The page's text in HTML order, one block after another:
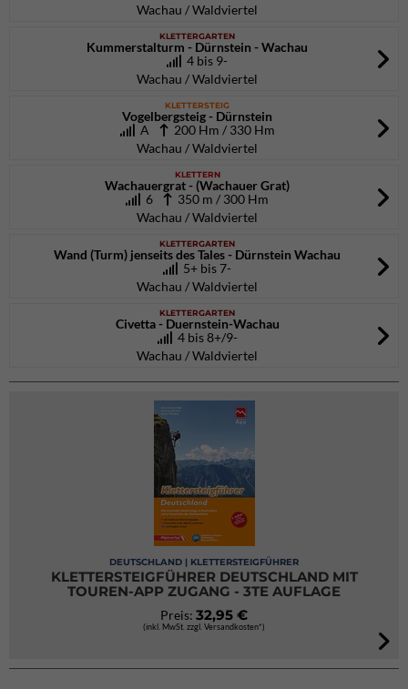
Wachau / Waldviertel
KLETTERGARTEN
Kummerstalturm - Dürnstein - Wachau
4 bis 9-
Wachau / Waldviertel
KLETTERSTEIG
Vogelbergsteig - Dürnstein
A 200 Hm / 330 Hm
Wachau / Waldviertel
KLETTERN
Wachauergrat - (Wachauer Grat)
6
350 m / 300 Hm
Wachau / Waldviertel
KLETTERGARTEN
Wand (Turm) jenseits des Tales - Dürnstein Wachau
5+ bis 7-
Wachau / Waldviertel
KLETTERGARTEN
Civetta - Duernstein-Wachau
4 bis 8+/9-
Wachau / Waldviertel
DEUTSCHLAND | KLETTERSTEIGFÜHRER
KLETTERSTEIGFÜHRER DEUTSCHLAND MIT
TOUREN-APP ZUGANG - 3TE AUFLAGE
Preis: 32,95 €
(inkl. MwSt. zzgl. Versandkosten*)